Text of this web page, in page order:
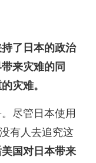
了日本的政治
来灾难的同
灾难。
尽管日本使用
有人去追究这
国对日本带来